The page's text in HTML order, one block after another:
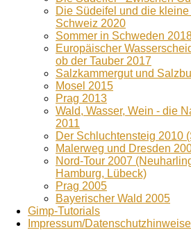
Die Südeifel und die
Schweiz 2020
Sommer in Schweden
Europäischer
ob der Tauber 2017
Salzkammergut und
Mosel 2015
Prag 2013
Wald, Wasser, Wein - die
2011
Der Schluchtensteig 2010
Malerweg und Dresden
Nord-Tour 2007
Hamburg, Lübeck)
Prag 2005
Bayerischer Wald 2005
Gimp-Tutorials
Impressum/Datenschutzhinweise